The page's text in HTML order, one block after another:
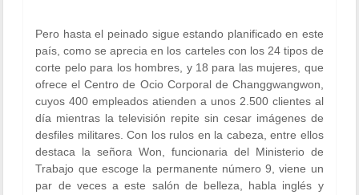
Pero hasta el peinado sigue estando planificado en este
país, como se aprecia en los carteles con los 24 tipos de
corte pelo para los hombres, y 18 para las mujeres, que
ofrece el Centro de Ocio Corporal de Changgwangwon,
cuyos 400 empleados atienden a unos 2.500 clientes al
día mientras la televisión repite sin cesar imágenes de
desfiles militares. Con los rulos en la cabeza, entre ellos
destaca la señora Won, funcionaria del Ministerio de
Trabajo que escoge la permanente número 9, viene un
par de veces a este salón de belleza, habla inglés y